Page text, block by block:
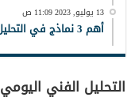
13 يوليو, 2023 11:09 ص
أهم 3 نماذج في التحليل الفني
التحليل الفني اليومي